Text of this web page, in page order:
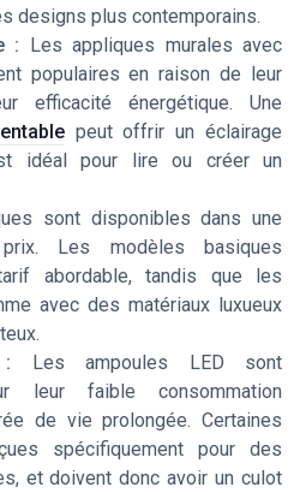
designs plus contemporains.
: Les appliques murales avec
populaires en raison de leur
efficacité énergétique. Une
peut offrir un éclairage
idéal pour lire ou créer un
sont disponibles dans une
Les modèles basiques
abordable, tandis que les
avec des matériaux luxueux
Les ampoules LED sont
leur faible consommation
de vie prolongée. Certaines
spécifiquement pour des
, et doivent donc avoir un culot